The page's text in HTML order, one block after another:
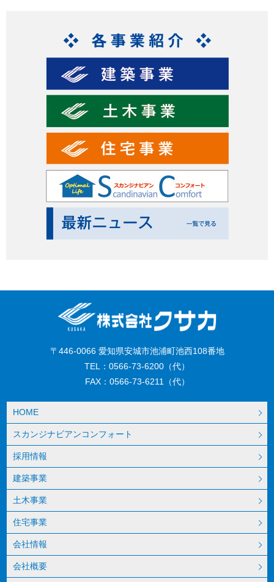
〒446-0066 愛知県安城市池浦町池西108番地
TEL：0566-73-6200（代）
FAX：0566-73-6211（代）
HOME
スカンジナビアンコンフォート
採用情報
建築事業
土木事業
住宅事業
会社情報
会社概要